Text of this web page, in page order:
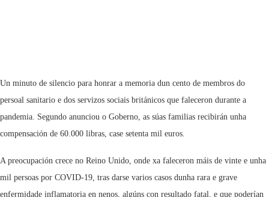
Un minuto de silencio para honrar a memoria dun cento de membros do
persoal sanitario e dos servizos sociais británicos que faleceron durante a
pandemia. Segundo anunciou o Goberno, as súas familias recibirán unha
compensación de 60.000 libras, case setenta mil euros.
A preocupación crece no Reino Unido, onde xa faleceron máis de vinte e unha
mil persoas por COVID-19, tras darse varios casos dunha rara e grave
enfermidade inflamatoria en nenos, algúns con resultado fatal, e que poderían